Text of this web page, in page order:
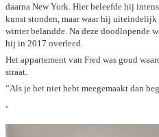
daarna New York. Hier beleefde hij
kunst stonden, maar waar hij uiteindelijk
winter belandde. Na deze doodlopende
hij in 2017 overleed.
Het appartement van Fred was goud
straat.
“Als je het niet hebt meegemaakt dan
.